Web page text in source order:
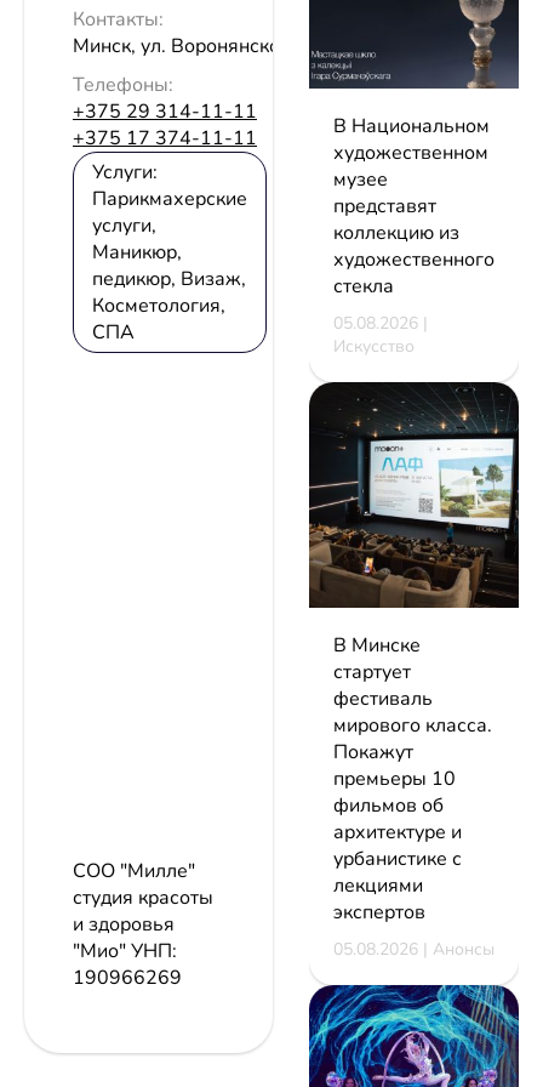
Контакты:
Минск, ул. Воронянского, 50/5
Телефоны:
+375 29 314-11-11
+375 17 374-11-11
Услуги:
Парикмахерские
услуги,
Маникюр,
педикюр, Визаж,
Косметология,
СПА
СОО "Милле"
студия красоты
и здоровья
"Мио"УНП:
190966269
В Национальном
художественном
музее
представят
коллекцию из
художественного
стекла
05.08.2026 |
Искусство
В Минске
стартует
фестиваль
мирового класса.
Покажут
премьеры 10
фильмов об
архитектуре и
урбанистике с
лекциями
экспертов
05.08.2026 | Анонсы